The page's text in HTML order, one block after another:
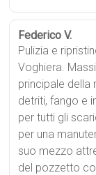
Federico V.
Pulizia e
Voghiera.
principale della
detriti, fango e
per tutti gli
per una
suo mezzo
del pozzetto